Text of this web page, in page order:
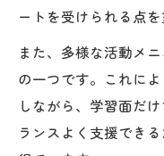
感
個別支援が
所
放課後等デ
ートを受けられる点を
また、多様な活動メ
の一つです。これに
しながら、学習面だ
ランスよく支援でき